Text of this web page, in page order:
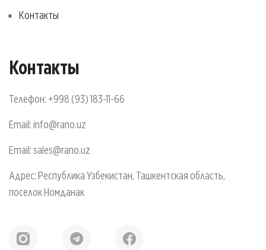
Контакты
Контакты
Телефон: +998 (93) 183-11-66
Email:info@rano.uz
Email:sales@rano.uz
Адрес: Республика Узбекистан, Ташкентская область,
поселок Номданак